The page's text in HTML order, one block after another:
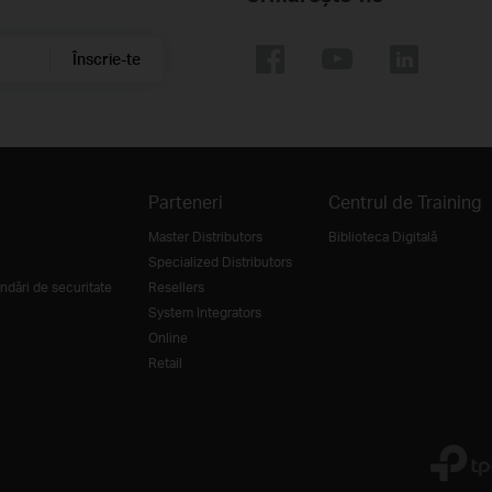
Înscrie-te
de securitate
Parteneri
Master Distributors
Specialized Distributors
Resellers
System Integrators
Online
Retail
Centrul de Training
Biblioteca Digitală